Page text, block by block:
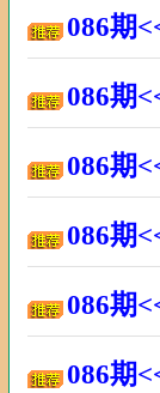
086期
086期
086期
086期
086期
086期